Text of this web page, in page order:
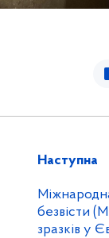
Наступна
безвісти
зразків у